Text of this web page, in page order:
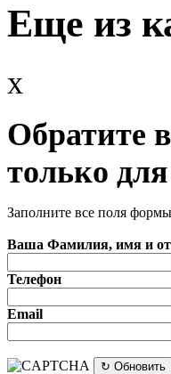
Еще из
x
Обратите
только
Заполните все поля
Ваша Фамилия, имя и
Телефон
Email
↻ Обновить